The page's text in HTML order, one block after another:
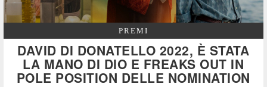
PREMI
DAVID DI DONATELLO 2022, È STATA
LA MANO DI DIO E FREAKS OUT IN
POLE POSITION DELLE NOMINATION